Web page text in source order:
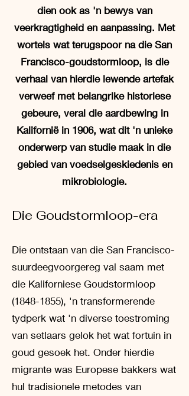
dien ook as 'n bewys van
veerkragtigheid en aanpassing. Met
wortels wat terugspoor na die San
Francisco-goudstormloop, is die
verhaal van hierdie lewende artefak
verweef met belangrike historiese
gebeure, veral die aardbewing in
Kalifornië in 1906, wat dit 'n unieke
onderwerp van studie maak in die
gebied van voedselgeskiedenis en
mikrobiologie.
Die Goudstormloop-era
Die ontstaan van die San Francisco-
suurdeegvoorgereg val saam met
die Kaliforniese Goudstormloop
(1848-1855), 'n transformerende
tydperk wat 'n diverse toestroming
van setlaars gelok het wat fortuin in
goud gesoek het. Onder hierdie
migrante was Europese bakkers wat
hul tradisionele metodes van